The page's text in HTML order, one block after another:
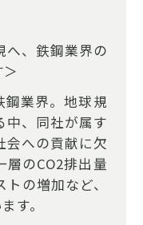
へ、鉄鋼業界の
鋼業界。地球規
中、同社が属す
会への貢献に欠
層のCO2排出量
の増加など、
す。